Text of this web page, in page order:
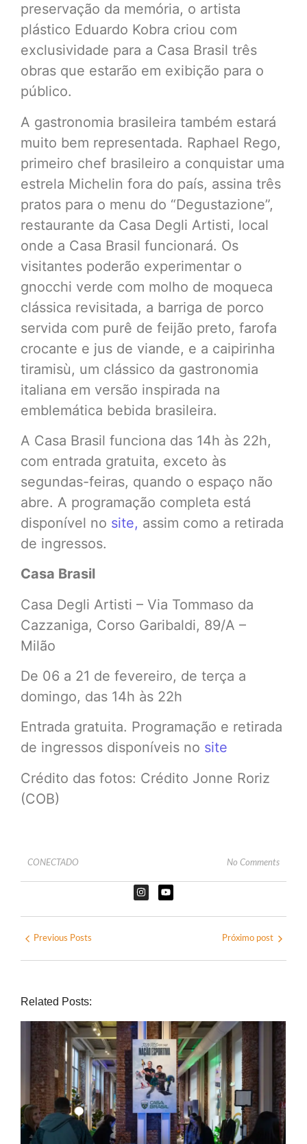
preservação da memória, o artista
plástico Eduardo Kobra criou com
exclusividade para a Casa Brasil três
obras que estarão em exibição para o
público.
A gastronomia brasileira também estará
muito bem representada. Raphael Rego,
primeiro chef brasileiro a conquistar uma
estrela Michelin fora do país, assina três
pratos para o menu do “Degustazione”,
restaurante da Casa Degli Artisti, local
onde a Casa Brasil funcionará. Os
visitantes poderão experimentar o
gnocchi verde com molho de moqueca
clássica revisitada, a barriga de porco
servida com purê de feijão preto, farofa
crocante e jus de viande, e a caipirinha
tiramisù, um clássico da gastronomia
italiana em versão inspirada na
emblemática bebida brasileira.
A Casa Brasil funciona das 14h às 22h,
com entrada gratuita, exceto às
segundas-feiras, quando o espaço não
abre. A programação completa está
disponível no site, assim como a retirada
de ingressos.
Casa Brasil
Casa Degli Artisti – Via Tommaso da
Cazzaniga, Corso Garibaldi, 89/A –
Milão
De 06 a 21 de fevereiro, de terça a
domingo, das 14h às 22h
Entrada gratuita. Programação e retirada
de ingressos disponíveis no site
Crédito das fotos: Crédito Jonne Roriz
(COB)
CONECTADO No Comments
Previous Posts Próximo post
Related Posts: